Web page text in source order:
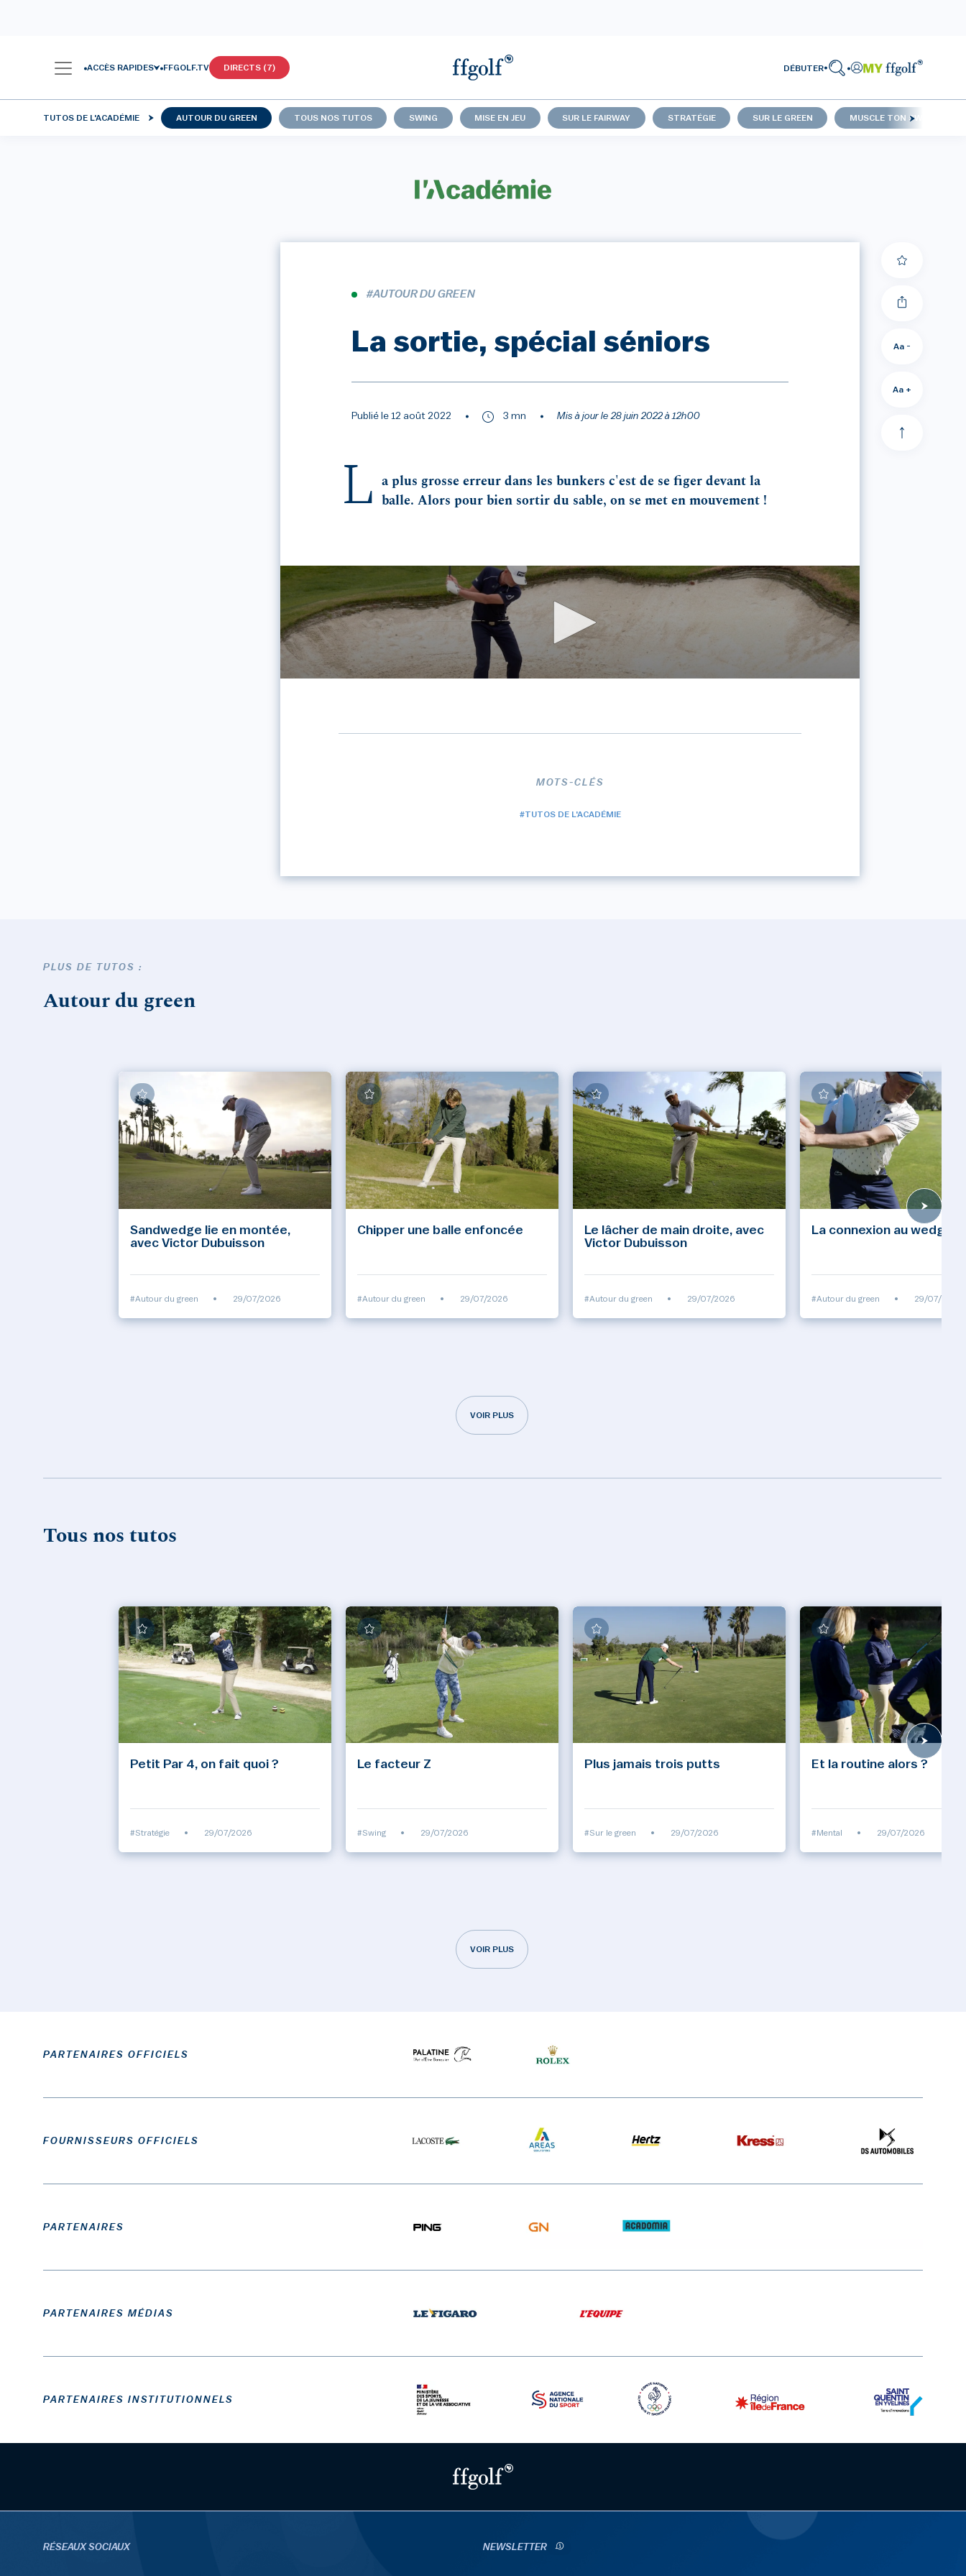
ACCÈS RAPIDES FFGOLF.TV DIRECTS (7) DÉBUTER
TUTOS DE L'ACADÉMIE AUTOUR DU GREEN TOUS NOS TUTOS SWING MISE EN JEU SUR LE FAIRWAY STRATÉGIE SUR LE GREEN MUSCLE TON SWING
#AUTOUR DU GREEN
La sortie, spécial séniors
Publié le 12 août 2022 3 mn Mis à jour le 28 juin 2022 à 12h00
L
a plus grosse erreur dans les bunkers c'est de se figer devant la
balle. Alors pour bien sortir du sable, on se met en mouvement !
MOTS-CLÉS
#TUTOS DE L'ACADÉMIE
Aa -
Aa +
PLUS DE TUTOS :
Autour du green
Sandwedge lie en montée,
avec Victor Dubuisson
#Autour du green • 29/07/2026
Chipper une balle enfoncée
#Autour du green • 29/07/2026
Le lâcher de main droite, avec
Victor Dubuisson
#Autour du green • 29/07/2026
La connexion au wedging
#Autour du green • 29/07/2026
VOIR PLUS
Tous nos tutos
Petit Par 4, on fait quoi ?
#Stratégie • 29/07/2026
Le facteur Z
#Swing • 29/07/2026
Plus jamais trois putts
#Sur le green • 29/07/2026
Et la routine alors ?
#Mental • 29/07/2026
VOIR PLUS
PARTENAIRES OFFICIELS
FOURNISSEURS OFFICIELS
PARTENAIRES
PARTENAIRES MÉDIAS
PARTENAIRES INSTITUTIONNELS
RÉSEAUX SOCIAUX NEWSLETTER